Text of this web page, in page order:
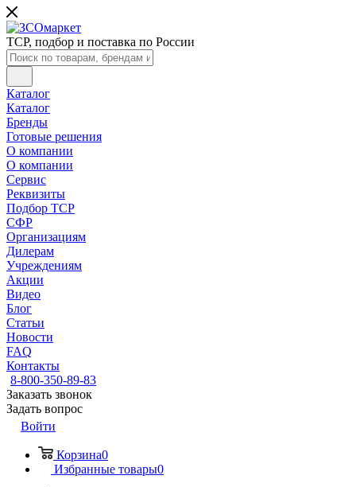
ТСР, подбор и поставка по России
Каталог
Каталог
Бренды
Готовые решения
О компании
О компании
Сервис
Реквизиты
Подбор ТСР
СФР
Организациям
Дилерам
Учреждениям
Акции
Видео
Блог
Статьи
Новости
FAQ
Контакты
8-800-350-89-83
Заказать звонок
Задать вопрос
Войти
Корзина0
Избранные товары0